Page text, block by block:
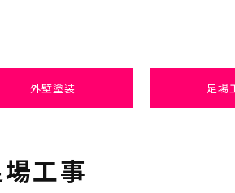
外壁塗装 足場
工事